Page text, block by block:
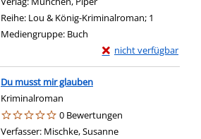
Reihe: Lou & König-Kriminalroman; 1
Mediengruppe: Buch
nicht verfügbar
Exemplar-Details von
Du musst mir glauben
Kriminalroman
0 Bewertungen
Verfasser: Mischke, Susanne